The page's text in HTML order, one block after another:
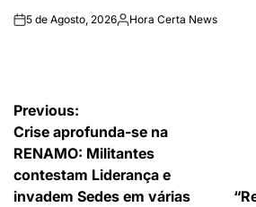
on5 de Agosto, 2026Publicado
Hora Certa News
Navegação
de
artigos
Previous:
Crise aprofunda-se na
RENAMO: Militantes
contestam Liderança e
invadem Sedes em várias